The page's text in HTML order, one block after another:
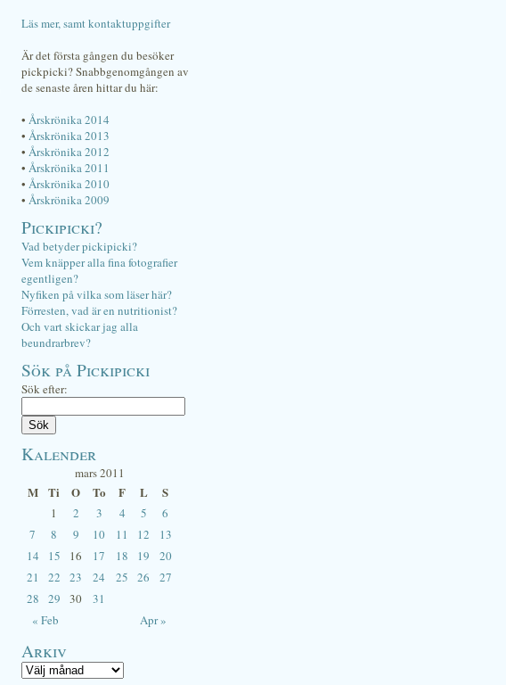
Läs mer, samt kontaktuppgifter
Är det första gången du besöker
pickpicki? Snabbgenomgången av
de senaste åren hittar du här:
• Årskrönika 2014
• Årskrönika 2013
• Årskrönika 2012
• Årskrönika 2011
• Årskrönika 2010
• Årskrönika 2009
Pickipicki?
Vad betyder pickipicki?
Vem knäpper alla fina fotografier
egentligen?
Nyfiken på vilka som läser här?
Förresten, vad är en nutritionist?
Och vart skickar jag alla
beundrarbrev?
Sök på Pickipicki
Sök efter:
Kalender
mars 2011
M Ti O To F L S
« Feb Apr »
1 2 3 4 5
6
7
8 9 10 11 12
13
14
15 16 17 18 19
20
21
22 23 24 25 26
27
28
29 30 31
Arkiv